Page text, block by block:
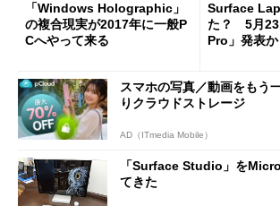
「Windows Holographic」
の複合現実が2017年に一般P
Cへやって来る
Surface
た？ 5月23
Pro」発表か
スマホの写真／動画をもう
りクラウドストレージ
AD（ITmedia Mobile）
「Surface Studio」を
てきた